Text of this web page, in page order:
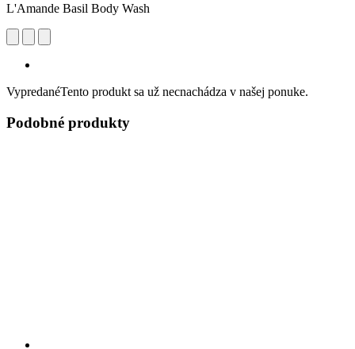
L'Amande Basil Body Wash
VypredanéTento produkt sa už necnachádza v našej ponuke.
Podobné produkty